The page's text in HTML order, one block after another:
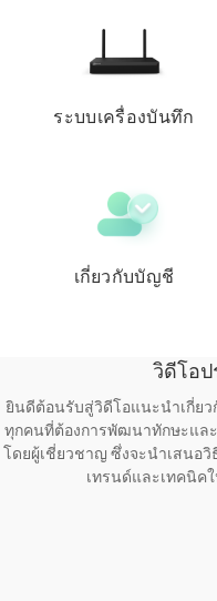
ระบบเครื่องบันทึก
เกี่ยวกับบัญชี
วิดีโอ
ยินดีต้อนรับสู่วิดีโอแนะนำเกี่ยว
ทุกคนที่ต้องการพัฒนาทักษะแล
โดยผู้เชี่ยวชาญ ซึ่งจะนำเสนอวิ
เทรนด์และเทคนิค